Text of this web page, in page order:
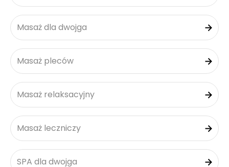
Masaż dla dwojga
Masaż pleców
Masaż relaksacyjny
Masaż leczniczy
SPA dla dwojga